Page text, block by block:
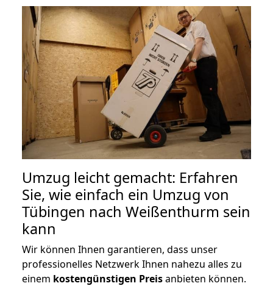
Umzug leicht gemacht: Erfahren
Sie, wie einfach ein Umzug von
Tübingen nach Weißenthurm sein
kann
Wir können Ihnen garantieren, dass unser
professionelles Netzwerk Ihnen nahezu alles zu
einem kostengünstigen Preisanbieten können.